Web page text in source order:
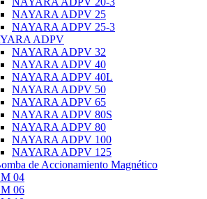
NAYARA ADPV 25
NAYARA ADPV 25-3
ADPV
NAYARA ADPV 32
NAYARA ADPV 40
NAYARA ADPV 40L
NAYARA ADPV 50
NAYARA ADPV 65
NAYARA ADPV 80S
NAYARA ADPV 80
NAYARA ADPV 100
NAYARA ADPV 125
de Accionamiento Magnético
04
06